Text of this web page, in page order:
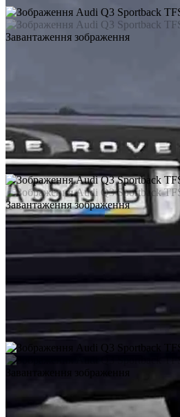
Завантаження зображення
Завантаження зображення
Завантаження зображення